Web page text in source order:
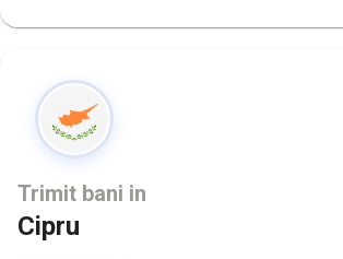
Trimit bani in
Cipru